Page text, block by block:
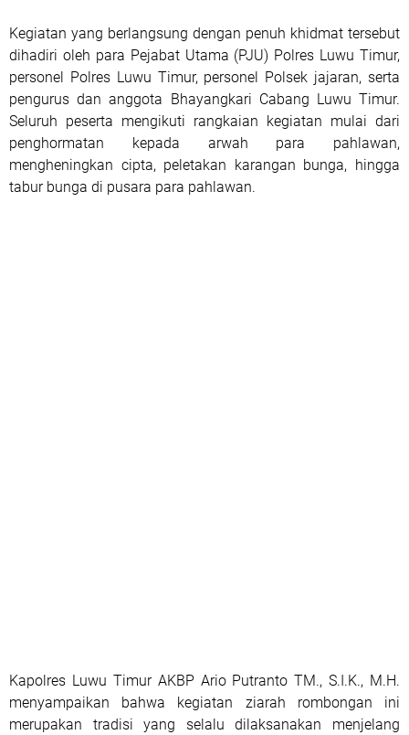
Kegiatan yang berlangsung dengan penuh khidmat tersebut
dihadiri oleh para Pejabat Utama (PJU) Polres Luwu Timur,
personel Polres Luwu Timur, personel Polsek jajaran, serta
pengurus dan anggota Bhayangkari Cabang Luwu Timur.
Seluruh peserta mengikuti rangkaian kegiatan mulai dari
penghormatan kepada arwah para pahlawan,
mengheningkan cipta, peletakan karangan bunga, hingga
tabur bunga di pusara para pahlawan.
Kapolres Luwu Timur AKBP Ario Putranto TM., S.I.K., M.H.
menyampaikan bahwa kegiatan ziarah rombongan ini
merupakan tradisi yang selalu dilaksanakan menjelang